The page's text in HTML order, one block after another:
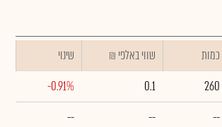
כמות ₪ שווי באלפי
שינוי
260
0.1
-0.91%
--
--
--